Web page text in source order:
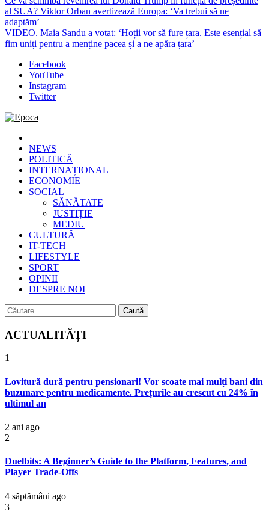
al SUA? Viktor Orban avertizează Europa: ‘Va trebui să ne
adaptăm’
VIDEO. Maia Sandu a votat: ‘Hoții vor să fure țara. Este esențial să
fim uniți pentru a menține pacea și a ne apăra țara’
Facebook
YouTube
Instagram
Twitter
Epoca
Cele mai noi știri online din România
NEWS
POLITICĂ
INTERNAȚIONAL
ECONOMIE
SOCIAL
SĂNĂTATE
JUSTIȚIE
MEDIU
CULTURĂ
IT-TECH
LIFESTYLE
SPORT
OPINII
DESPRE NOI
Caută
după:
ACTUALITĂȚI
1
Lovitură dură pentru pensionari! Vor scoate mai mulți bani din
buzunare pentru medicamente. Prețurile au crescut cu 24% în
ultimul an
2 ani ago
2
Duelbits: A Beginner’s Guide to the Platform, Features, and
Player Trade-Offs
4 săptămâni ago
3